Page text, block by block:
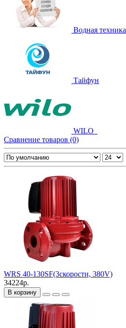
Водная техника
Тайфун
WILO_
Сравнение товаров (0)
WRS 40-130SF(3скорости, 380V)
34224р.
В корзину